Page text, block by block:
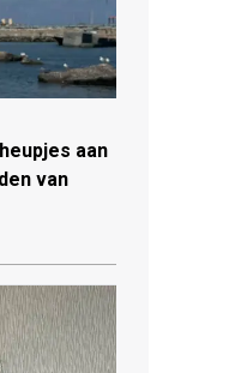
aan
van